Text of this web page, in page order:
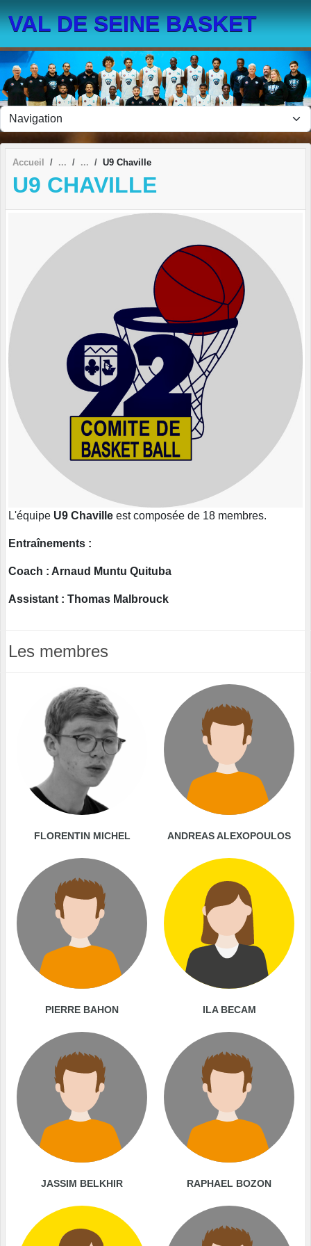
VAL DE SEINE BASKET
Accueil U9 Chaville
U9 CHAVILLE
L'équipe U9 Chaville est composée de 18 membres.
Entraînements :
Coach : Arnaud Muntu Quituba
Assistant : Thomas Malbrouck
Les membres
FLORENTIN MICHEL ANDREAS ALEXOPOULOS
PIERRE BAHON ILA BECAM
JASSIM BELKHIR RAPHAEL BOZON